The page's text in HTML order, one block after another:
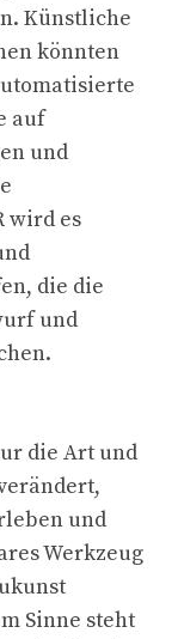
Künstliche
könnten
auf
und
wird es
die die
und
die Art und
und
Werkzeug
Sinne steht